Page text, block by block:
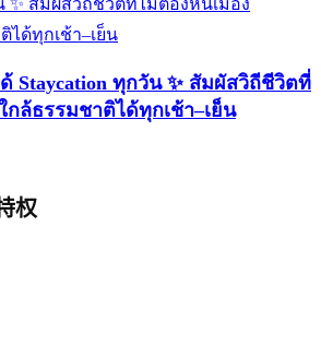
Staycation ทุกวัน ✨ สัมผัสวิถีชีวิตที่
ล้ธรรมชาติได้ทุกเช้า–เย็น
权